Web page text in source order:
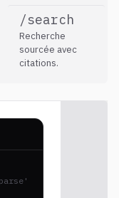
/search
Recherche
sourcée avec
citations.